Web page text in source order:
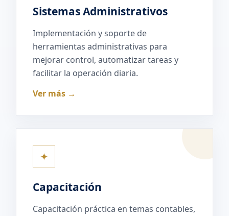
Sistemas Administrativos
Implementación y soporte de
herramientas administrativas para
mejorar control, automatizar tareas y
facilitar la operación diaria.
Ver más →
✦
Capacitación
Capacitación práctica en temas contables,